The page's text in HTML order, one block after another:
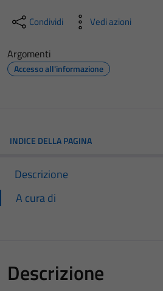
Condividi Vedi azioni
Argomenti
Accesso all'informazione
INDICE DELLA PAGINA
Descrizione
A cura di
Descrizione